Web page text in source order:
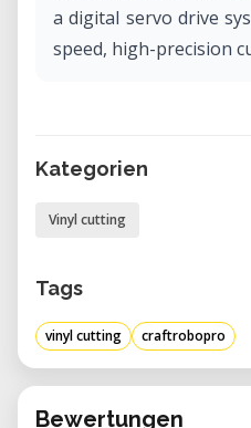
a digital servo drive
speed, high-precision
Kategorien
Vinyl cutting
Tags
vinyl cutting craftrobopro
Bewertungen